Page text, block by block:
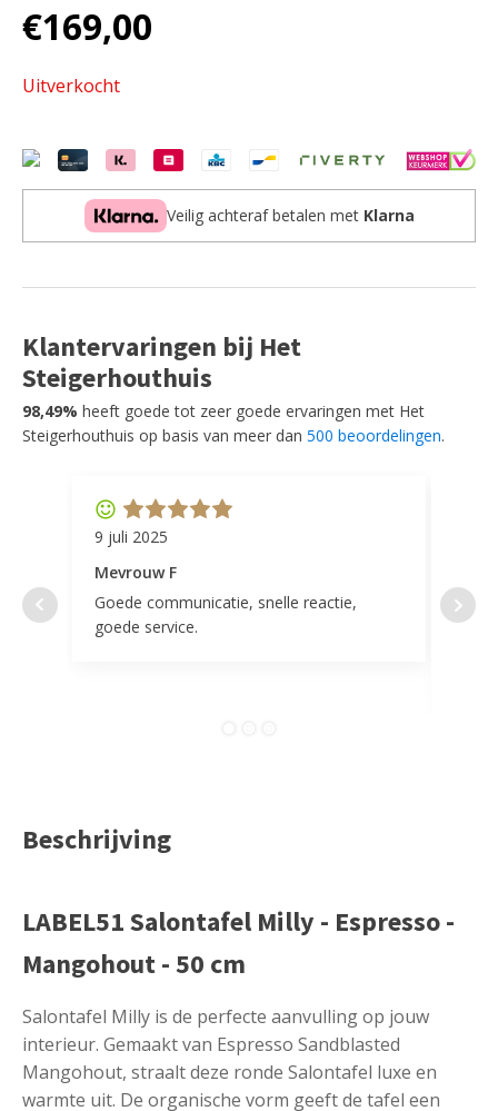
€169,00
Uitverkocht
Veilig achteraf betalen met Klarna
Klantervaringen bij Het
Steigerhouthuis
98,49% heeft goede tot zeer goede ervaringen met Het
Steigerhouthuis op basis van meer dan 500 beoordelingen.
9 juli 2025
Mevrouw F
Goede communicatie, snelle reactie,
goede service.
door
Beschrijving
LABEL51 Salontafel Milly - Espresso -
Mangohout - 50 cm
Salontafel Milly is de perfecte aanvulling op jouw
interieur. Gemaakt van Espresso Sandblasted
Mangohout, straalt deze ronde Salontafel luxe en
warmte uit. De organische vorm geeft de tafel een